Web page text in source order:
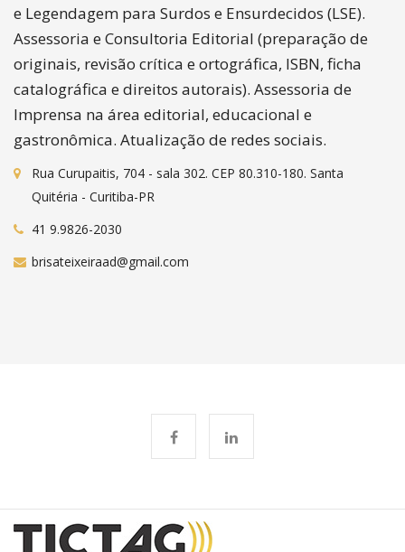
e Legendagem para Surdos e Ensurdecidos (LSE).
Assessoria e Consultoria Editorial (preparação de
originais, revisão crítica e ortográfica, ISBN, ficha
catalográfica e direitos autorais). Assessoria de
Imprensa na área editorial, educacional e
gastronômica. Atualização de redes sociais.
Rua Curupaitis, 704 - sala 302. CEP 80.310-180. Santa
Quitéria - Curitiba-PR
41 9.9826-2030
brisateixeiraad@gmail.com